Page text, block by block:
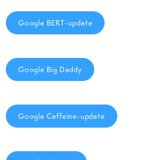
Google BERT-update
Google Big Daddy
Google Caffeine-update